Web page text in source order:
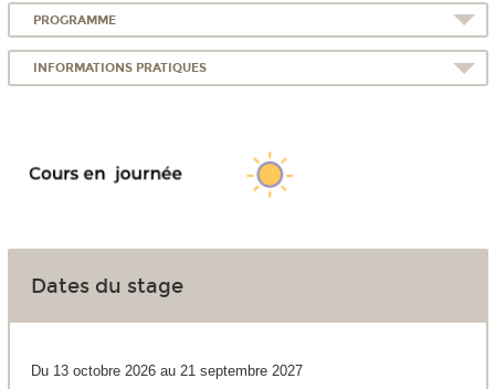
PROGRAMME
INFORMATIONS PRATIQUES
Dates du stage
Du 13 octobre 2026 au 21 septembre 2027